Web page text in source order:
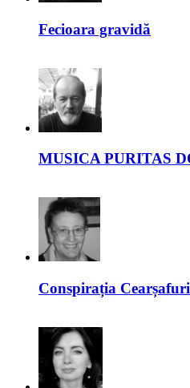
Fecioara gravidă
MUSICA PURITAS
Conspirația